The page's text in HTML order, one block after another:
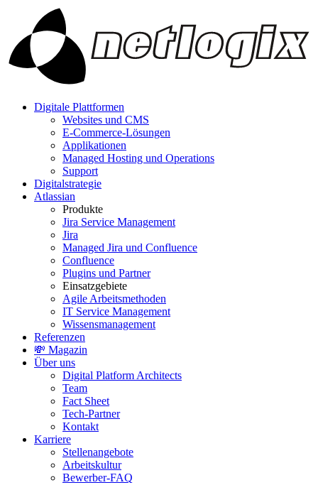
Digitale Plattformen
Websites und CMS
E-Commerce-Lösungen
Applikationen
Managed Hosting und Operations
Support
Digitalstrategie
Atlassian
Produkte
Jira Service Management
Jira
Managed Jira und Confluence
Confluence
Plugins und Partner
Einsatzgebiete
Agile Arbeitsmethoden
IT Service Management
Wissensmanagement
Referenzen
💸 Magazin
Über uns
Digital Platform Architects
Team
Fact Sheet
Tech-Partner
Kontakt
Karriere
Stellenangebote
Arbeitskultur
Bewerber-FAQ